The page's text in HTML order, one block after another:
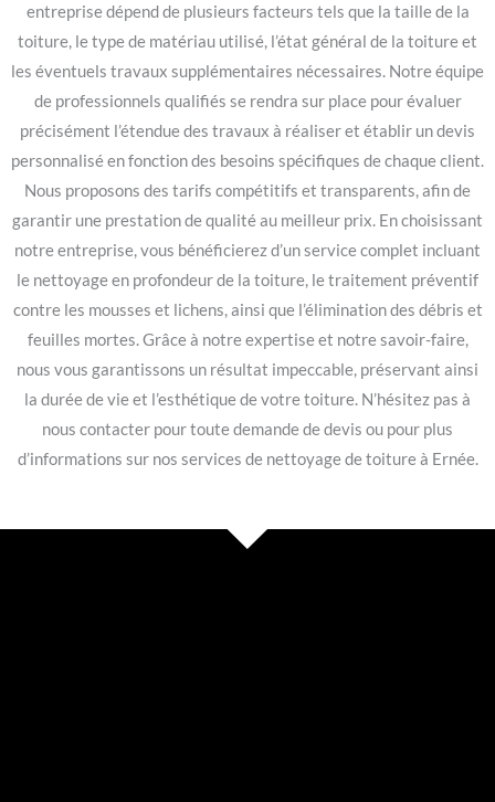
entreprise dépend de plusieurs facteurs tels que la taille de la
toiture, le type de matériau utilisé, l’état général de la toiture et
les éventuels travaux supplémentaires nécessaires. Notre équipe
de professionnels qualifiés se rendra sur place pour évaluer
précisément l’étendue des travaux à réaliser et établir un devis
personnalisé en fonction des besoins spécifiques de chaque client.
Nous proposons des tarifs compétitifs et transparents, afin de
garantir une prestation de qualité au meilleur prix. En choisissant
notre entreprise, vous bénéficierez d’un service complet incluant
le nettoyage en profondeur de la toiture, le traitement préventif
contre les mousses et lichens, ainsi que l’élimination des débris et
feuilles mortes. Grâce à notre expertise et notre savoir-faire,
nous vous garantissons un résultat impeccable, préservant ainsi
la durée de vie et l’esthétique de votre toiture. N’hésitez pas à
nous contacter pour toute demande de devis ou pour plus
d’informations sur nos services de nettoyage de toiture à Ernée.